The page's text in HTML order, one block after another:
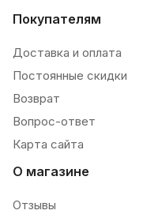
Покупателям
Доставка и оплата
Постоянные скидки
Возврат
Вопрос-ответ
Карта сайта
О магазине
Отзывы